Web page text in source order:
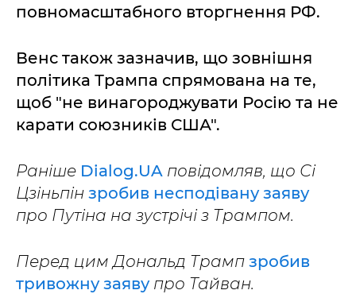
повномасштабного вторгнення РФ.
Венс також зазначив, що зовнішня
політика Трампа спрямована на те,
щоб "не винагороджувати Росію та не
карати союзників США".
Раніше Dialog.UA повідомляв, що Сі
Цзіньпін зробив несподівану заяву
про Путіна на зустрічі з Трампом.
Перед цим Дональд Трамп зробив
тривожну заявупро Тайван.